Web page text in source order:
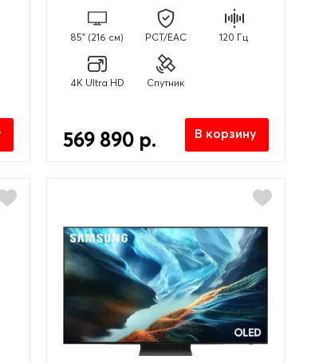
85" (216 см) PCT/EAC 120 Гц
4K Ultra HD Спутник
569 890 р. В корзину